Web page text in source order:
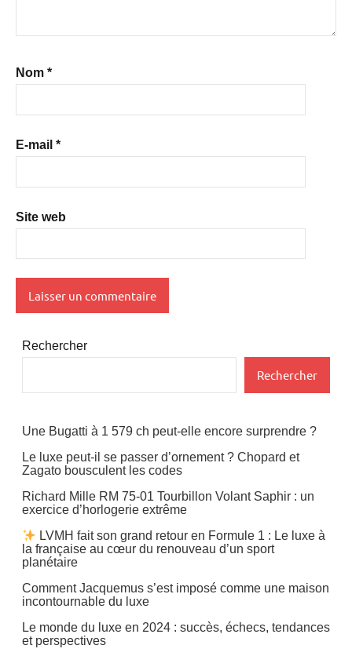
Nom *
E-mail *
Site web
Rechercher
Rechercher
Une Bugatti à 1 579 ch peut-elle encore surprendre ?
Le luxe peut-il se passer d’ornement ? Chopard et
Zagato bousculent les codes
Richard Mille RM 75-01 Tourbillon Volant Saphir : un
exercice d’horlogerie extrême
LVMH fait son grand retour en Formule 1 : Le luxe à
la française au cœur du renouveau d’un sport
planétaire
Comment Jacquemus s’est imposé comme une maison
incontournable du luxe
Le monde du luxe en 2024 : succès, échecs, tendances
et perspectives